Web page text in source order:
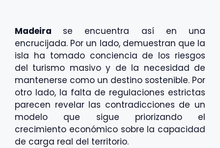
Madeira se encuentra así en una
encrucijada. Por un lado, demuestran que la
isla ha tomado conciencia de los riesgos
del turismo masivo y de la necesidad de
mantenerse como un destino sostenible. Por
otro lado, la falta de regulaciones estrictas
parecen revelar las contradicciones de un
modelo que sigue priorizando el
crecimiento económico sobre la capacidad
de carga real del territorio.